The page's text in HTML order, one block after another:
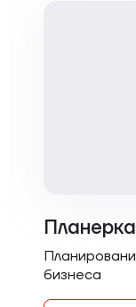
Планерка
бизнеса